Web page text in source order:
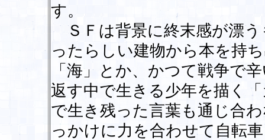
す。
ＳＦは背景に終末感が漂
ったらしい建物から本を持
「海」とか、かつて戦争で
返す中で生きる少年を描く
で生き残った言葉も通じ合
っかけに力を合わせて自転